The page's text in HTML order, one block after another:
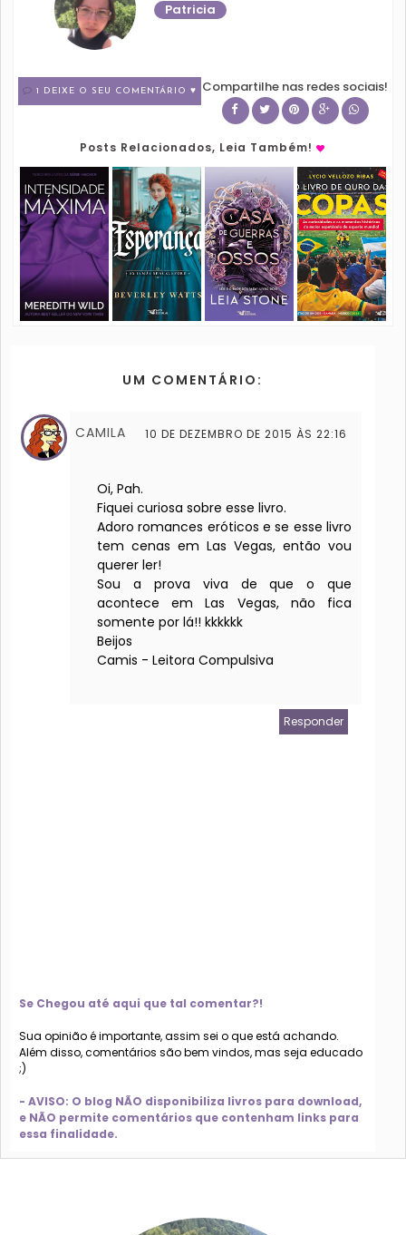
Patricia
1 DEIXE O SEU COMENTÁRIO ♥ Compartilhe nas redes sociais!
Posts Relacionados, Leia Também!
UM COMENTÁRIO:
CAMILA 10 DE DEZEMBRO DE 2015 ÀS 22:16
Oi, Pah.
Fiquei curiosa sobre esse livro.
Adoro romances eróticos e se esse livro
tem cenas em Las Vegas, então vou
querer ler!
Sou a prova viva de que o que
acontece em Las Vegas, não fica
somente por lá!! kkkkkk
Beijos
Camis - Leitora Compulsiva
Responder
Se Chegou até aqui que tal comentar?!
Sua opinião é importante, assim sei o que está achando.
Além disso, comentários são bem vindos, mas seja educado
;)
- AVISO: O blog NÃO disponibiliza livros para download,
e NÃO permite comentários que contenham links para
essa finalidade.